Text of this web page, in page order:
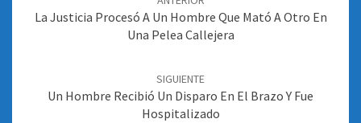
entradas
La Justicia Procesó A Un Hombre Que Mató A Otro En
Una Pelea Callejera
SIGUIENTE
Un Hombre Recibió Un Disparo En El Brazo Y Fue
Hospitalizado